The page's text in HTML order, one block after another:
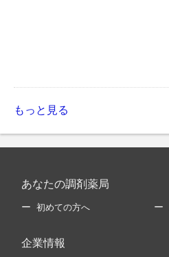
もっと見る
あなたの調剤薬局
初めての方へ
企業情報